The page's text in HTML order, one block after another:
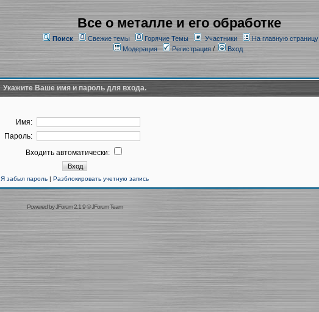
Все о металле и его обработке
Поиск Свежие темы Горячие Темы Участники
На главную страницу
Модерация
Регистрация/ Вход
Укажите Ваше имя и пароль для входа.
Имя:
Пароль:
Входить автоматически:
Я забыл пароль| Разблокировать учетную запись
Powered byJForum 2.1.9©JForum Team